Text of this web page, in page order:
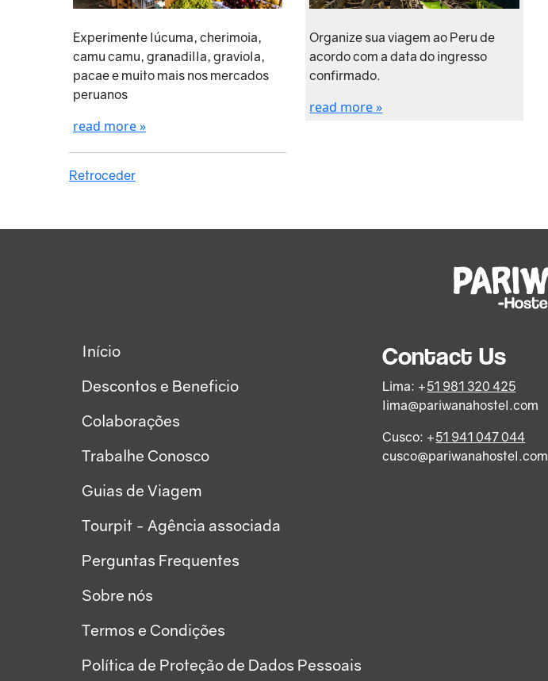
Experimente lúcuma, cherimoia,
camu camu, granadilla, graviola,
pacae e muito mais nos mercados
peruanos
read more »
Organize sua viagem ao Peru de
acordo com a data do ingresso
confirmado.
read more »
Retroceder
Início
Descontos e Beneficio
Colaborações
Trabalhe Conosco
Guias de Viagem
Tourpit - Agência associada
Perguntas Frequentes
Sobre nós
Termos e Condições
Política de Proteção de Dados Pessoais
Contact Us
Lima: +51 981 320 425
lima@pariwanahostel.com
Cusco: +51 941 047 044
cusco@pariwanahostel.com